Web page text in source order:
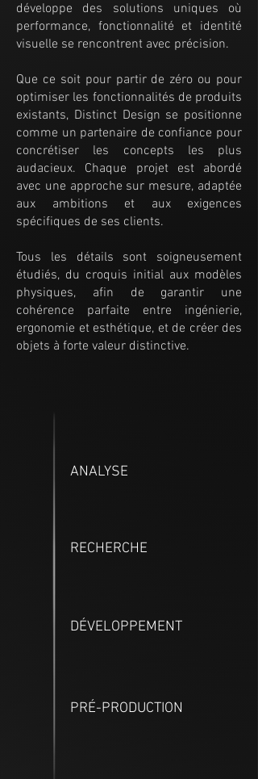
développe des solutions uniques où
performance, fonctionnalité et identité
visuelle se rencontrent avec précision.
Que ce soit pour partir de zéro ou pour
optimiser les fonctionnalités de produits
existants, Distinct Design se positionne
comme un partenaire de confiance pour
concrétiser les concepts les plus
audacieux. Chaque projet est abordé
avec une approche sur mesure, adaptée
aux ambitions et aux exigences
spécifiques de ses clients.
Tous les détails sont soigneusement
étudiés, du croquis initial aux modèles
physiques, afin de garantir une
cohérence parfaite entre ingénierie,
ergonomie et esthétique, et de créer des
objets à forte valeur distinctive.
ANALYSE
RECHERCHE
DÉVELOPPEMENT
PRÉ-PRODUCTION